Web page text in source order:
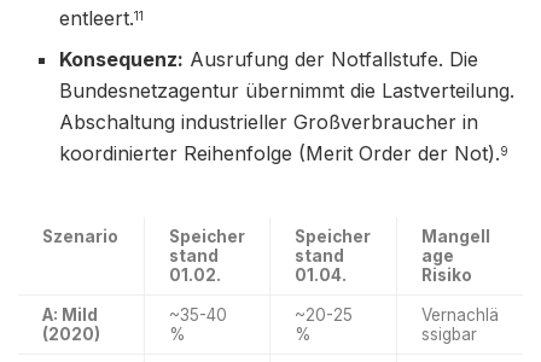
entleert.11
Konsequenz: Ausrufung der Notfallstufe. Die
Bundesnetzagentur übernimmt die Lastverteilung.
Abschaltung industrieller Großverbraucher in
koordinierter Reihenfolge (Merit Order der Not).9
Szenario
Speicher
stand
01.02.
Speicher
stand
01.04.
Mangell
age
Risiko
A: Mild
(2020)
~35-40
%
~20-25
%
Vernachlä
ssigbar